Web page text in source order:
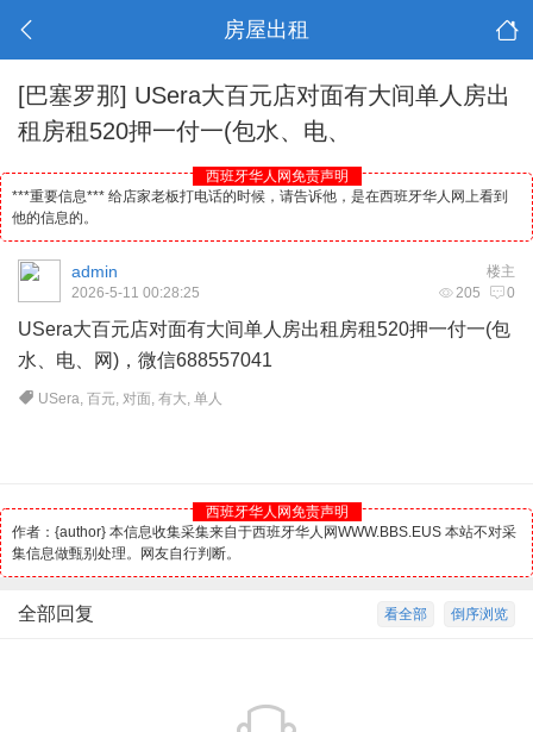
房屋出租
[巴塞罗那] USera大百元店对面有大间单人房出
租房租520押一付一(包水、电、
西班牙华人网免责声明
***重要信息*** 给店家老板打电话的时候，请告诉他，是在西班牙华人网上看到
他的信息的。
楼主
admin
205 0
2026-5-11 00:28:25
USera大百元店对面有大间单人房出租房租520押一付一(包
水、电、网)，微信688557041
USera,百元,对面,有大,单人
西班牙华人网免责声明
作者：{author} 本信息收集采集来自于西班牙华人网WWW.BBS.EUS 本站不对采
集信息做甄别处理。网友自行判断。
倒序浏览
看全部
全部回复